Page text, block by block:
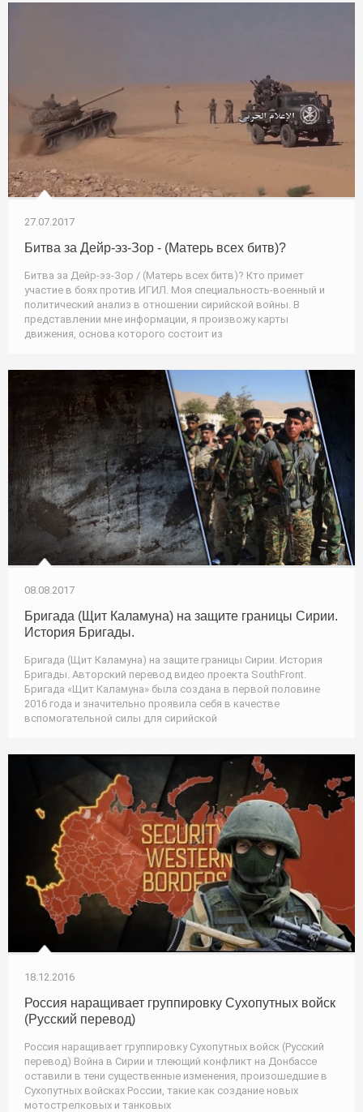
27.07.2017
Битва за Дейр-эз-Зор - (Матерь всех битв)?
Битва за Дейр-эз-Зор / (Матерь всех битв)? Кто примет
участие в боях против ИГИЛ. Моя специальность-военный и
политический анализ в отношении сирийской войны. В
представлении мне информации, я произвожу карты
движения, основа которого состоит из
08.08.2017
Бригада (Щит Каламуна) на защите границы Сирии.
История Бригады.
Бригада (Щит Каламуна) на защите границы Сирии. История
Бригады. Авторский перевод видео проекта SouthFront.
Бригада «Щит Каламуна» была создана в первой половине
2016 года и значительно проявила себя в качестве
вспомогательной силы для сирийской
18.12.2016
Россия наращивает группировку Сухопутных войск
(Русский перевод)
Россия наращивает группировку Сухопутных войск (Русский
перевод) Война в Сирии и тлеющий конфликт на Донбассе
оставили в тени существенные изменения, произошедшие в
Сухопутных войсках России, такие как создание новых
мотострелковых и танковых